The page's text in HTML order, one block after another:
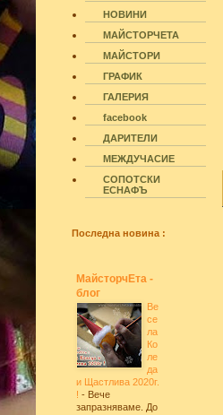
НОВИНИ
МАЙСТОРЧЕТА
МАЙСТОРИ
ГРАФИК
ГАЛЕРИЯ
facebook
ДАРИТЕЛИ
МЕЖДУЧАСИЕ
СОПОТСКИ
ЕСНАФЪ
Последна новина :
МайсторчЕта -
блог
Ве
се
ла
Ко
ле
да
и Щастлива 2020г.
! - Вече
запразняваме. До